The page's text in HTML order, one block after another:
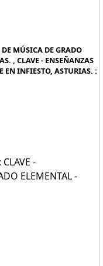
MÚSICA DE GRADO
, CLAVE - ENSEÑANZAS
EN INFIESTO, ASTURIAS. :
-
ELEMENTAL -